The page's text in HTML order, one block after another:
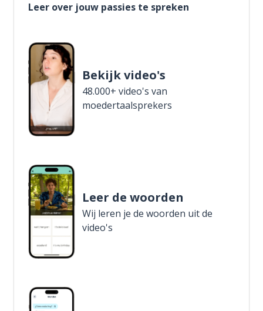
Leer over jouw passies te spreken
Bekijk video's
48.000+ video's van
moedertaalsprekers
Leer de woorden
Wij leren je de woorden uit de
video's